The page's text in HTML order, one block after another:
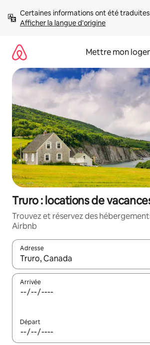
directement
Afficher la langue d'origine
Mettre mon
Truro : locations de
Trouvez et réservez des
Airbnb
Adresse
Lorsque les résultats s'affichent,
Arrivée
Départ